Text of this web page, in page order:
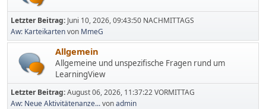
Letzter Beitrag: Juni 10, 2026, 09:43:50 NACHMITTAGS
Aw: Karteikartenvon MmeG
Allgemein
Allgemeine und unspezifische Fragen rund um
LearningView
Letzter Beitrag:August 06, 2026, 11:37:22 VORMITTAG
Aw: Neue Aktivitätenanze...vonadmin